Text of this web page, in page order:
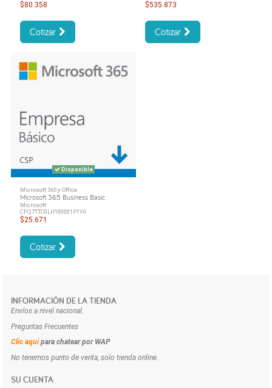
$80.358
Cotizar
$535.873
Cotizar
Disponible
Microsoft 365 y Office
Microsoft 365 Business Basic
Microsoft
CFQ7TTC0LH180001P1YA
$25.671
Cotizar
INFORMACIÓN DE LA TIENDA
Envíos a nivel nacional.
Preguntas Frecuentes
Clic aquí para chatear por WAP
No tenemos punto de venta, solo tienda online.
SU CUENTA